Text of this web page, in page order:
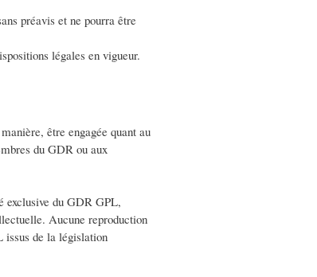
préavis et ne pourra être
légales en vigueur.
être engagée quant au
du GDR ou aux
exclusive du GDR GPL,
Aucune reproduction
issus de la législation